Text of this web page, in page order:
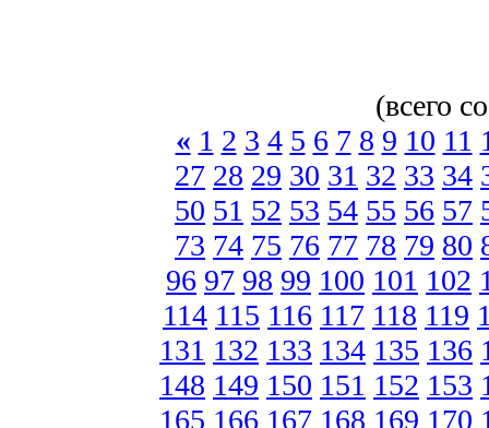
(всего
« 1 2 3 4 5 6 7 8 9 10 11
27 28 29 30 31 32 33 34
50 51 52 53 54 55 56 57
73 74 75 76 77 78 79 80
96 97 98 99 100 101 102
114 115 116 117 118 119
131 132 133 134 135 136
148 149 150 151 152 153
165 166 167 168 169 170